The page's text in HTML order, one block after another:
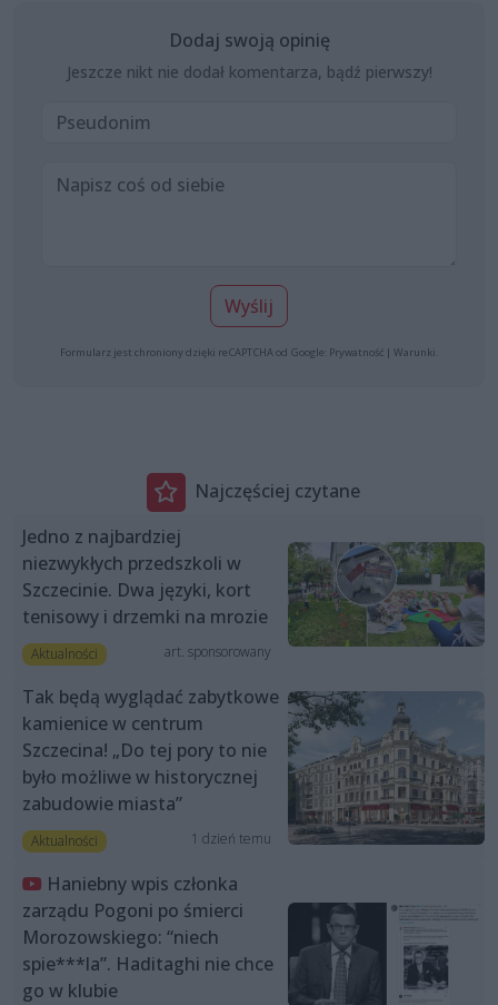
Dodaj swoją opinię
Jeszcze nikt nie dodał komentarza, bądź pierwszy!
Wyślij
Formularz jest chroniony dzięki reCAPTCHA od Google: Prywatność | Warunki
Najczęściej czytane
Jedno z najbardziej
niezwykłych przedszkoli w
Szczecinie. Dwa języki, kort
tenisowy i drzemki na mrozie
Aktualności art. sponsorowany
Tak będą wyglądać zabytkowe
kamienice w centrum
Szczecina! „Do tej pory to nie
było możliwe w historycznej
zabudowie miasta”
Aktualności 1 dzień temu
Haniebny wpis członka
zarządu Pogoni po śmierci
Morozowskiego: “niech
spie***la”. Haditaghi nie chce
go w klubie